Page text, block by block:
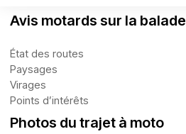
Avis motards sur la balade
État des routes
Paysages
Virages
Points d’intérêts
Photos du trajet à moto